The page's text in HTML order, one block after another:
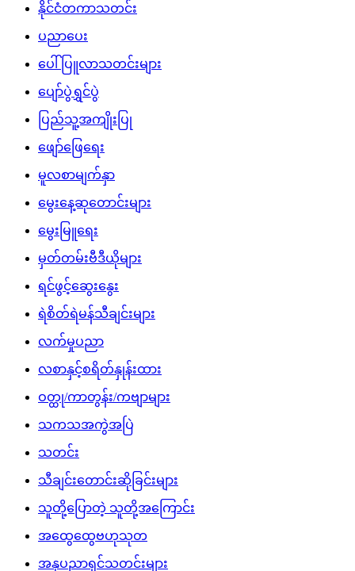
နိုင်ငံတကာသတင်း
ပညာပေး
ပေါ်ပြူလာသတင်းများ
ပျော်ပွဲရွှင်ပွဲ
ပြည်သူ့အကျိုးပြု
ဖျော်ဖြေရေး
မူလစာမျက်နှာ
မွေးနေ့ဆုတောင်းများ
မွေးမြူရေး
မှတ်တမ်းဗီဒီယိုများ
ရင်ဖွင့်ဆွေးနွေး
ရဲစိတ်ရဲမန်သီချင်းများ
လက်မှုပညာ
လစာနှင့်စရိတ်နှုန်းထား
ဝတ္ထု/ကာတွန်း/ကဗျာများ
သကသအကွဲအပြဲ
သတင်း
သီချင်းတောင်းဆိုခြင်းများ
သူတို့ပြောတဲ့ သူတို့အကြောင်း
အထွေထွေဗဟုသုတ
အနုပညာရှင်သတင်းများ